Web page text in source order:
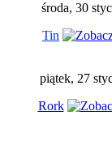
środa, 30
Tin
piątek, 27
Rork